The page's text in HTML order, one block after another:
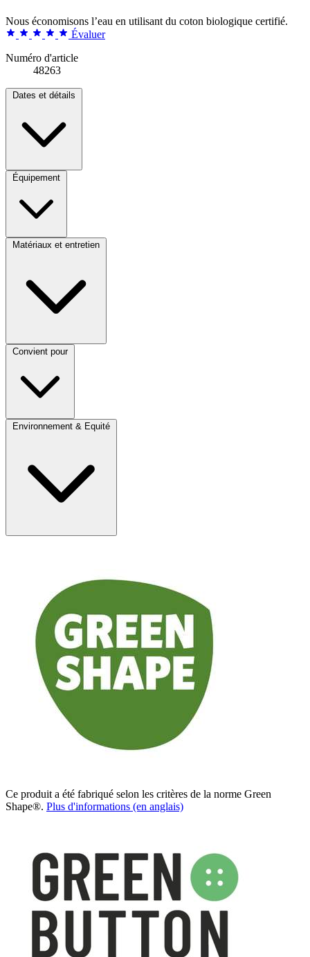
Nous économisons l’eau en utilisant du coton biologique certifié.
Évaluer
Numéro d'article
48263
Dates et détails
Équipement
Matériaux et entretien
Convient pour
Environnement & Equité
Ce produit a été fabriqué selon les critères de la norme Green
Shape®. Plus d'informations (en anglais)